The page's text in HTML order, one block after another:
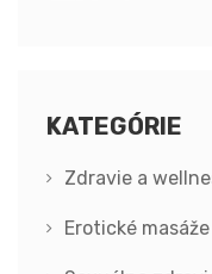
KATEGÓRIE
Zdravie a
Erotické masáže